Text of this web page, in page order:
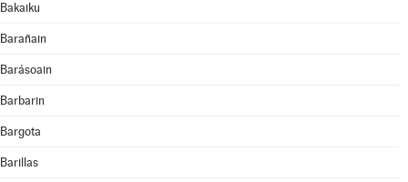
Bakaiku
Barañain
Barásoain
Barbarin
Bargota
Barillas